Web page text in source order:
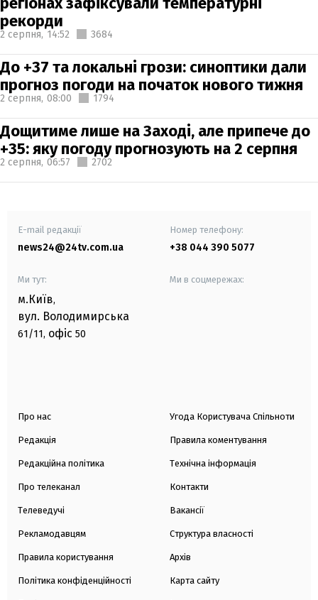
рекорди
2 серпня, 14:52 3684
До +37 та локальні грози: синоптики дали
прогноз погоди на початок нового тижня
2 серпня, 08:00 1794
Дощитиме лише на Заході, але припече до
+35: яку погоду прогнозують на 2 серпня
2 серпня, 06:57 2702
E-mail редакції
news24@24tv.com.ua
Номер телефону:
+38 044 390 5077
Ми тут:
м.Київ,
вул. Володимирська
61/11, офіс 50
Ми в соцмережах:
Про нас
Редакція
Редакційна політика
Про телеканал
Телеведучі
Рекламодавцям
Правила користування
Політика конфіденційності
Угода Користувача Спільноти
Правила коментування
Технічна інформація
Контакти
Вакансії
Структура власності
Архів
Карта сайту